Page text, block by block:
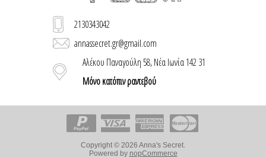
2130343042
annassecret.gr@gmail.com
Αλέκου Παναγούλη 58, Νέα Ιωνία 142 31
Μόνο κατόπιν ραντεβού
Copyright © 2026 Anna's Secret.
Powered by nopCommerce